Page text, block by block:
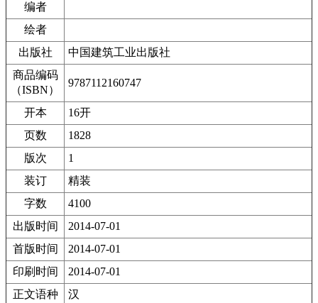
编者
绘者
出版社
中国建筑工业出版社
商品编码
（ISBN）
9787112160747
开本
16开
页数
1828
版次
1
装订
精装
字数
4100
出版时间
2014-07-01
首版时间
2014-07-01
印刷时间
2014-07-01
正文语种
汉